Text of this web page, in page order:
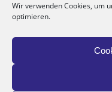
Wir verwenden Cookies, um
optimieren.